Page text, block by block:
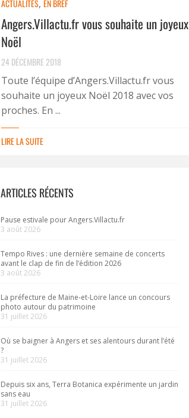
ACTUALITÉS, EN BREF
Angers.Villactu.fr vous souhaite un joyeux
Noël
24 DÉCEMBRE 2018
Toute l’équipe d’Angers.Villactu.fr vous
souhaite un joyeux Noël 2018 avec vos
proches. En ...
LIRE LA SUITE
ARTICLES RÉCENTS
Pause estivale pour Angers.Villactu.fr
3 août 2026
Tempo Rives : une dernière semaine de concerts
avant le clap de fin de l’édition 2026
3 août 2026
La préfecture de Maine-et-Loire lance un concours
photo autour du patrimoine
31 juillet 2026
Où se baigner à Angers et ses alentours durant l’été
?
31 juillet 2026
Depuis six ans, Terra Botanica expérimente un jardin
sans eau
31 juillet 2026